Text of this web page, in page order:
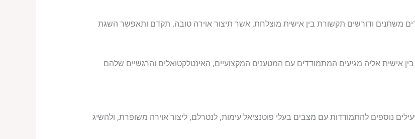
משתנים ודורשים תקשורת בין אישית מוצלחת, אשר תיצור אוירה טובה, תקדם ותאפשר השגת
אישית אליה מגיעים המתמודדים עם המטענים המקצועיים, האינטלקטואלים והרגשיים שלהם
נוספים להתמודדות עם מצבים בעלי פוטנציאל עימות, לנטרלם, ליצור אוירה משופרת, ולהשיג